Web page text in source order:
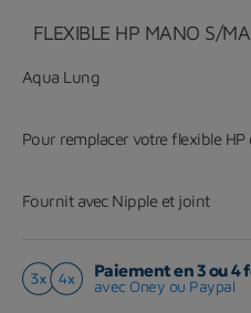
FLEXIBLE HP MANO S/
Aqua Lung
Pour remplacer votre flexible
Fournit avec Nipple et joint
Paiement en 3 ou 4
avec Oney ou Paypal